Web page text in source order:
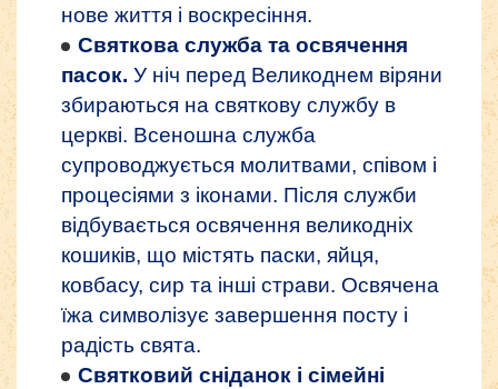
нове життя і воскресіння.
Святкова служба та освячення
пасок. У ніч перед Великоднем віряни
збираються на святкову службу в
церкві. Всеношна служба
супроводжується молитвами, співом і
процесіями з іконами. Після служби
відбувається освячення великодніх
кошиків, що містять паски, яйця,
ковбасу, сир та інші страви. Освячена
їжа символізує завершення посту і
радість свята.
Святковий сніданок і сімейні